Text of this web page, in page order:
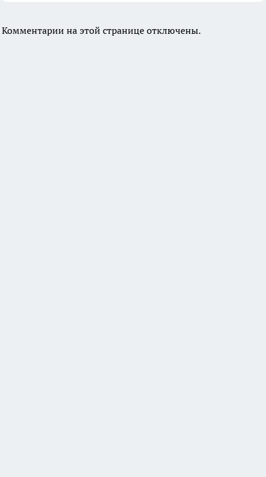
Комментарии на этой странице отключены.